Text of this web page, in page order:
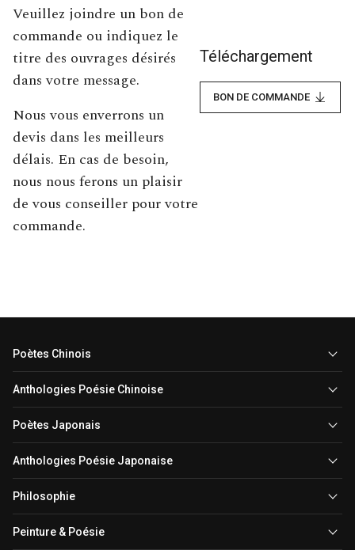
Veuillez joindre un bon de
commande ou indiquez le
titre des ouvrages désirés
dans votre message.
Nous vous enverrons un
devis dans les meilleurs
délais. En cas de besoin,
nous nous ferons un plaisir
de vous conseiller pour votre
commande.
Téléchargement
BON DE COMMANDE
Poètes Chinois
Anthologies Poésie Chinoise
Poètes Japonais
Anthologies Poésie Japonaise
Philosophie
Peinture & Poésie